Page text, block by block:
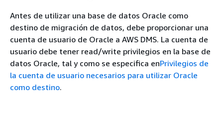
Antes de utilizar una base de datos Oracle como
destino de migración de datos, debe proporcionar una
cuenta de usuario de Oracle a AWS DMS. La cuenta de
usuario debe tener read/write privilegios en la base de
datos Oracle, tal y como se especifica enPrivilegios de
la cuenta de usuario necesarios para utilizar Oracle
como destino.